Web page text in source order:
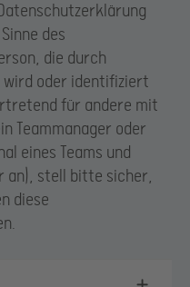
image and
under Sect.
Tournament
stage or
channels
process
material, if
des
die durch
oder identifiziert
für andere mit
Teammanager oder
eines Teams und
an), stell bitte sicher,
diese